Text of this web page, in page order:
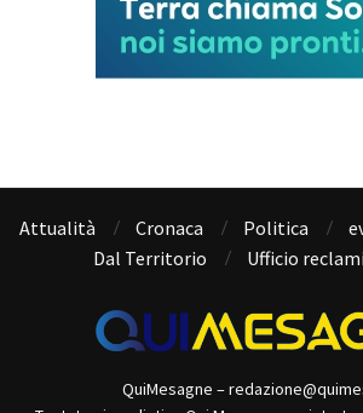
Attualità Cronaca Politica
Dal Territorio
Ufficio reclami
QuiMesagne –